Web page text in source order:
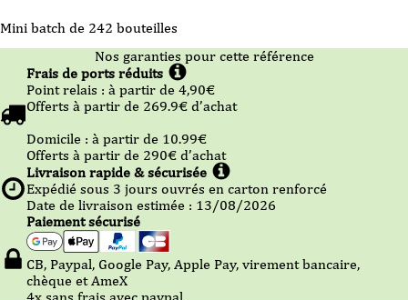
Mini batch de 242 bouteilles
Nos garanties pour cette référence
Frais de ports réduits
Point relais : à partir de 4,90€
Offerts à partir de 269.9€ d’achat
Domicile : à partir de 10.99€
Offerts à partir de 290€ d’achat
Livraison rapide & sécurisée
Expédié sous 3 jours ouvrés en carton renforcé
Date de livraison estimée : 13/08/2026
Paiement sécurisé
CB, Paypal, Google Pay, Apple Pay, virement bancaire,
chèque et AmeX